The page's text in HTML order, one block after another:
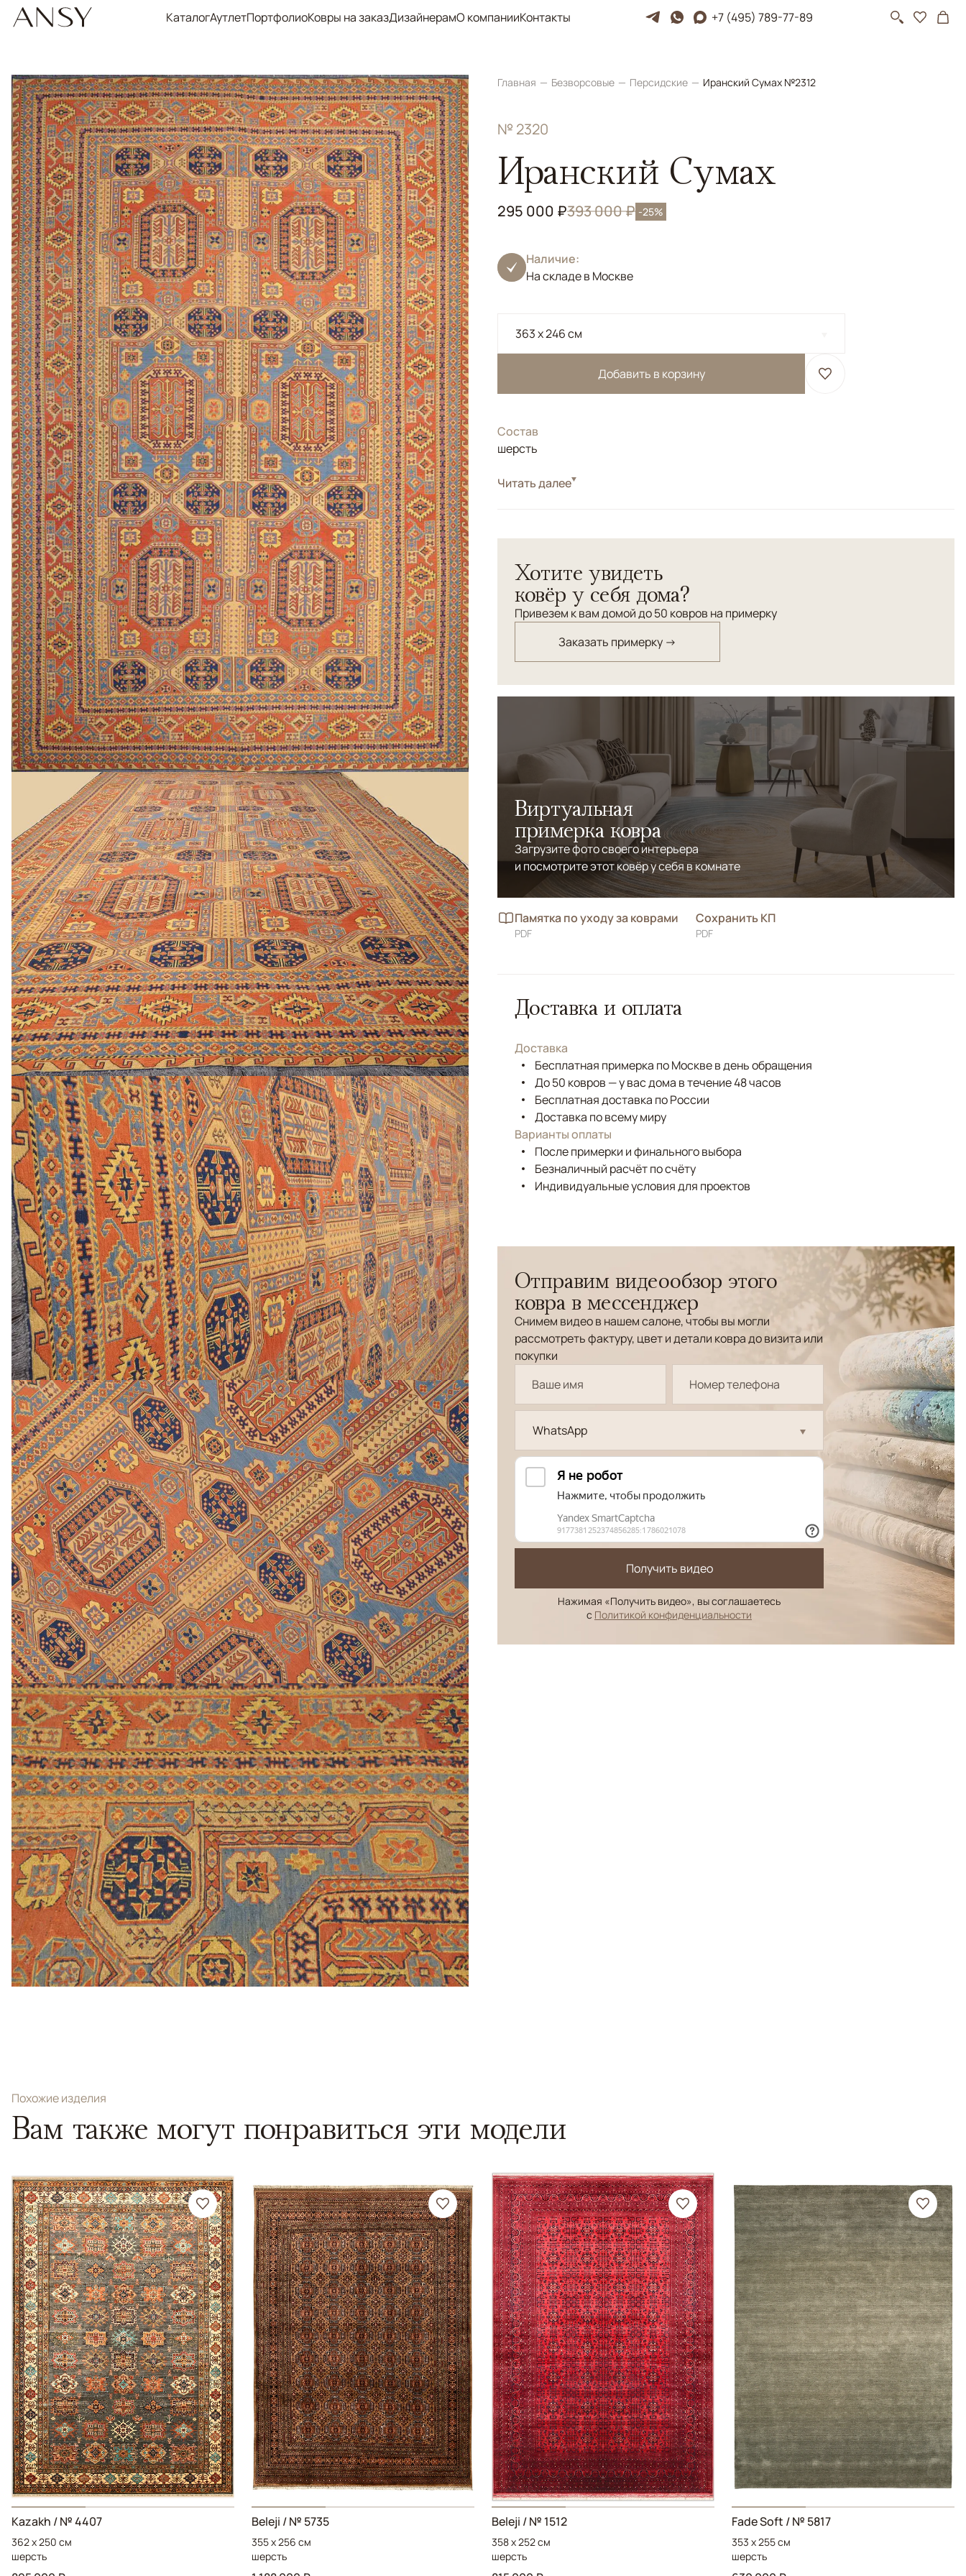
КаталогАутлетПортфолиоКовры на заказДизайнерамО компанииКонтакты +7 (495) 789-77-89
Главная Безворсовые Персидские Иранский Сумах №2312
№ 2320
Иранский Сумах
295 000 ₽393 000 ₽ -25%
Наличие:
На складе в Москве
363 x 246 см
Добавить в корзину
Состав
шерсть
Читать далее
Хотите увидеть
ковёр у себя дома?
Привезем к вам домой до 50 ковров на примерку
Заказать примерку →
Виртуальная
примерка ковра
Загрузите фото своего интерьера
и посмотрите этот ковёр у себя в комнате
Памятка по уходу за коврами
PDF
Сохранить КП
PDF
Доставка и оплата
Доставка
Бесплатная примерка по Москве в день обращения
До 50 ковров — у вас дома в течение 48 часов
Бесплатная доставка по России
Доставка по всему миру
Варианты оплаты
После примерки и финального выбора
Безналичный расчёт по счёту
Индивидуальные условия для проектов
Отправим видеообзор этого
ковра в мессенджер
Снимем видео в нашем салоне, чтобы вы могли
рассмотреть фактуру, цвет и детали ковра до визита или
покупки
WhatsApp
Получить видео
Нажимая «Получить видео», вы соглашаетесь
с Политикой конфиденциальности
Похожие изделия
Вам также могут понравиться эти модели
Kazakh / № 4407
362 x 250 см
шерсть
Beleji / № 5735
355 x 256 см
шерсть
Beleji / № 1512
358 x 252 см
шерсть
Fade Soft / № 5817
353 x 255 см
шерсть